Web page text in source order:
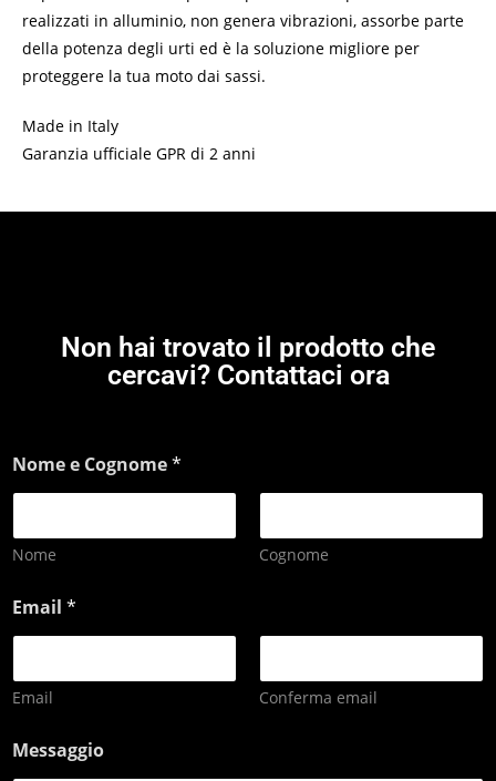
realizzati in alluminio, non genera vibrazioni, assorbe parte
della potenza degli urti ed è la soluzione migliore per
proteggere la tua moto dai sassi.
Made in Italy
Garanzia ufficiale GPR di 2 anni
Non hai trovato il prodotto che
cercavi? Contattaci ora
Nome e Cognome*
Nome Cognome
Email *
Email Conferma email
Messaggio